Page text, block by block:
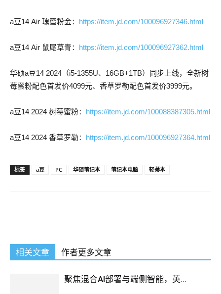
a豆14 Air 瑰蜜粉金： https://item.jd.com/100096927346.html
a豆14 Air 鼠尾草青： https://item.jd.com/100096927362.html
华硕a豆14 2024（i5-1355U、16GB+1TB）同步上线，全新树
莓蜜粉配色首发价4099元、香草罗勒配色首发价3999元。
a豆14 2024 树莓蜜粉： https://item.jd.com/100088387305.html
a豆14 2024 香草罗勒： https://item.jd.com/100096927364.html
标签 a豆 PC 华硕笔记本 笔记本电脑 轻薄本
相关文章 作者更多文章
聚焦混合AI部署与端侧智能，英...